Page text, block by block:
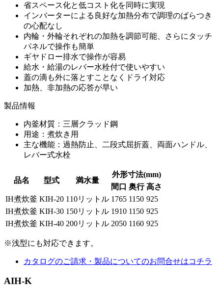
省スペース化と低コスト化を同時に実現
インバーターによる良好な加熱分布で調理のばらつき
の心配なし
内輪・外輪それぞれの加熱を調節可能、さらにタッチ
パネルで操作も簡単
ギヤドロー排水で操作が容易
給水・給湯のレバー水栓付で使いやすい
蓋の滴も外に落とすことなくドライ対応
加熱、非加熱の応答が早い
製品情報
内釜材質：三層クラッド鋼
用途：煮炊き用
主な機能：過熱防止、二段式屈折蓋、両面ハンドル、
レバー式水栓
品名 型式 満水量
外形寸法(mm)
間口 奥行 高さ
IH煮炊釜 KIH-20 110リットル 1765 1150 925
IH煮炊釜 KIH-30 150リットル 1910 1150 925
IH煮炊釜 KIH-40 200リットル 2050 1160 925
※浅型にも対応できます。
カタログのご請求・製品についてのお問合せはコチラ
AIH-K